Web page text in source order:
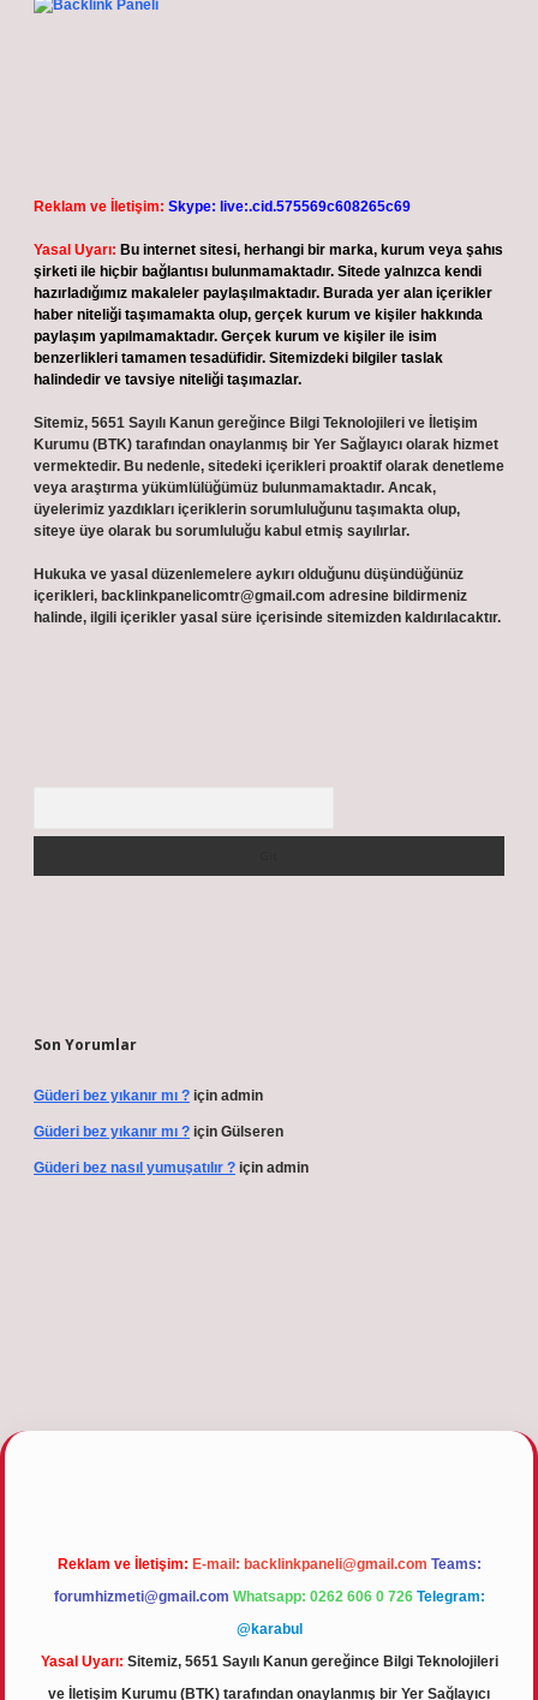
Reklam ve İletişim: Skype: live:.cid.575569c608265c69
Yasal Uyarı: Bu internet sitesi, herhangi bir marka, kurum veya şahıs
şirketi ile hiçbir bağlantısı bulunmamaktadır. Sitede yalnızca kendi
hazırladığımız makaleler paylaşılmaktadır. Burada yer alan içerikler
haber niteliği taşımamakta olup, gerçek kurum ve kişiler hakkında
paylaşım yapılmamaktadır. Gerçek kurum ve kişiler ile isim
benzerlikleri tamamen tesadüfidir. Sitemizdeki bilgiler taslak
halindedir ve tavsiye niteliği taşımazlar.
Sitemiz, 5651 Sayılı Kanun gereğince Bilgi Teknolojileri ve İletişim
Kurumu (BTK) tarafından onaylanmış bir Yer Sağlayıcı olarak hizmet
vermektedir. Bu nedenle, sitedeki içerikleri proaktif olarak denetleme
veya araştırma yükümlülüğümüz bulunmamaktadır. Ancak,
üyelerimiz yazdıkları içeriklerin sorumluluğunu taşımakta olup,
siteye üye olarak bu sorumluluğu kabul etmiş sayılırlar.
Hukuka ve yasal düzenlemelere aykırı olduğunu düşündüğünüz
içerikleri, backlinkpanelicomtr@gmail.com adresine bildirmeniz
halinde, ilgili içerikler yasal süre içerisinde sitemizden kaldırılacaktır.
Son Yorumlar
Güderi bez yıkanır mı ? için admin
Güderi bez yıkanır mı ? için Gülseren
Güderi bez nasıl yumuşatılır ? için admin
Reklam ve İletişim: E-mail: backlinkpaneli@gmail.com Teams:
forumhizmeti@gmail.com Whatsapp: 0262 606 0 726 Telegram:
@karabul
Yasal Uyarı: Sitemiz, 5651 Sayılı Kanun gereğince Bilgi Teknolojileri
ve İletişim Kurumu (BTK) tarafından onaylanmış bir Yer Sağlayıcı